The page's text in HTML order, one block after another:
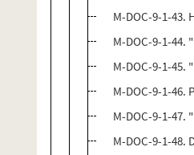
M-DOC-9-1-43.
M-DOC-9-1-
M-DOC-9-1-45.
M-DOC-9-1-46.
M-DOC-9-1-47.
M-DOC-9-1-48.